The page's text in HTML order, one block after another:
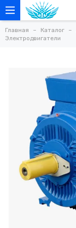
Главная Каталог
Электродвигатели